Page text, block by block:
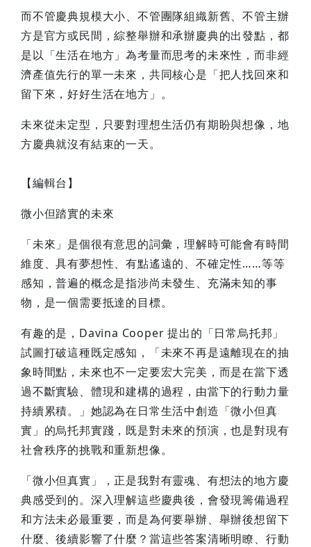
而不管慶典規模大小、不管團隊組織新舊、不管主辦
方是官方或民間，綜整舉辦和承辦慶典的出發點，都
是以「生活在地方」為考量而思考的未來性，而非經
濟產值先行的單一未來，共同核心是「把人找回來和
留下來，好好生活在地方」。
未來從未定型，只要對理想生活仍有期盼與想像，地
方慶典就沒有結束的一天。
【編輯台】
微小但踏實的未來
「未來」是個很有意思的詞彙，理解時可能會有時間
維度、具有夢想性、有點遙遠的、不確定性……等等
感知，普遍的概念是指涉尚未發生、充滿未知的事
物，是一個需要抵達的目標。
有趣的是，Davina Cooper 提出的「日常烏托邦」
試圖打破這種既定感知，「未來不再是遠離現在的抽
象時間點，未來也不一定要宏大完美，而是在當下透
過不斷實驗、體現和建構的過程，由當下的行動力量
持續累積。」她認為在日常生活中創造「微小但真
實」的烏托邦實踐，既是對未來的預演，也是對現有
社會秩序的挑戰和重新想像。
「微小但真實」，正是我對有靈魂、有想法的地方慶
典感受到的。深入理解這些慶典後，會發現籌備過程
和方法未必最重要，而是為何要舉辦、舉辦後想留下
什麼、後續影響了什麼？當這些答案清晰明瞭、行動